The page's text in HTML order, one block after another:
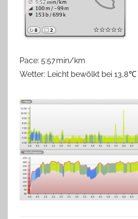
Pace: 5:57 min/km
Wetter: Leicht bewölkt bei 13,8 ℃